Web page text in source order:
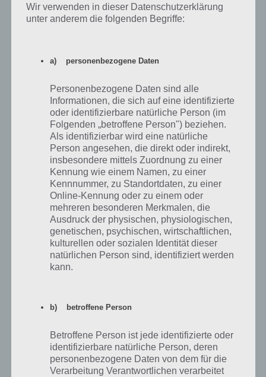
auf, dass sich keine größere Zelle in der Umgebung von Agar.io
aufhält.
Umso größer du in Agar.io bist, desto schneller
verlierst du an Masse – Gut zu erkennen daran, dass
sich dein Score nicht weiter erhöht
Weitere Agar.io Tipps und Tricks
Wenn du weitere Agar.io Tipps und Tricks hast, um die größte Zelle
im Spiel zu werden, dann melde dich einfach in den Kommentaren.
Wir werden diesen Strategie Guide zu Agar.io stets erweitern.
Wir verwenden in dieser Datenschutzerklärung
unter anderem die folgenden Begriffe:
a) personenbezogene Daten
Personenbezogene Daten sind alle
Informationen, die sich auf eine identifizierte
oder identifizierbare natürliche Person (im
Folgenden „betroffene Person") beziehen.
Als identifizierbar wird eine natürliche
Person angesehen, die direkt oder indirekt,
insbesondere mittels Zuordnung zu einer
Kennung wie einem Namen, zu einer
Kennnummer, zu Standortdaten, zu einer
Online-Kennung oder zu einem oder
mehreren besonderen Merkmalen, die
Ausdruck der physischen, physiologischen,
genetischen, psychischen, wirtschaftlichen,
kulturellen oder sozialen Identität dieser
natürlichen Person sind, identifiziert werden
kann.
b) betroffene Person
Betroffene Person ist jede identifizierte oder
identifizierbare natürliche Person, deren
personenbezogene Daten von dem für die
Verarbeitung Verantwortlichen verarbeitet